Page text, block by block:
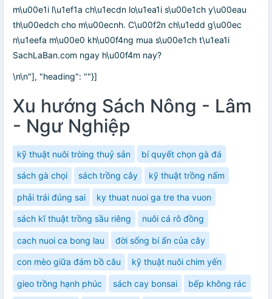
m\u00e1i l\u1ef1a ch\u1ecdn lo\u1ea1i s\u00e1ch y\u00eau
th\u00edch cho m\u00ecnh. C\u00f2n ch\u1edd g\u00ec
n\u1eefa m\u00e0 kh\u00f4ng mua s\u00e1ch t\u1ea1i
SachLaBan.com ngay h\u00f4m nay?
\n\n"], "heading": ""}]
Xu hướng Sách Nông - Lâm
- Ngư Nghiệp
kỹ thuật nuôi tròing thuỷ sản bí quyết chọn gà đá
sách gà chọi sách trồng cây kỹ thuật trồng nấm
phải trái đúng sai ky thuat nuoi ga tre tha vuon
sách kĩ thuật trồng sầu riêng nuôi cá rô đồng
cach nuoi ca bong lau đời sống bí ẩn của cây
con mèo giữa đám bồ câu kỹ thuật nuôi chim yến
gieo trồng hạnh phúc sách cay bonsai bếp không rác